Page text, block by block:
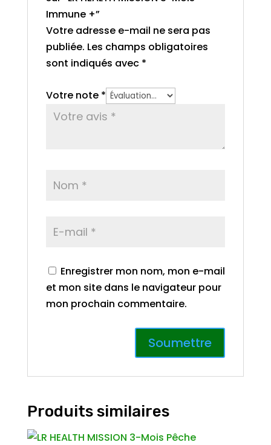
Immune +”
Votre adresse e-mail ne sera pas
publiée. Les champs obligatoires
sont indiqués avec *
Votre note *
Enregistrer mon nom, mon e-mail
et mon site dans le navigateur pour
mon prochain commentaire.
Produits similaires